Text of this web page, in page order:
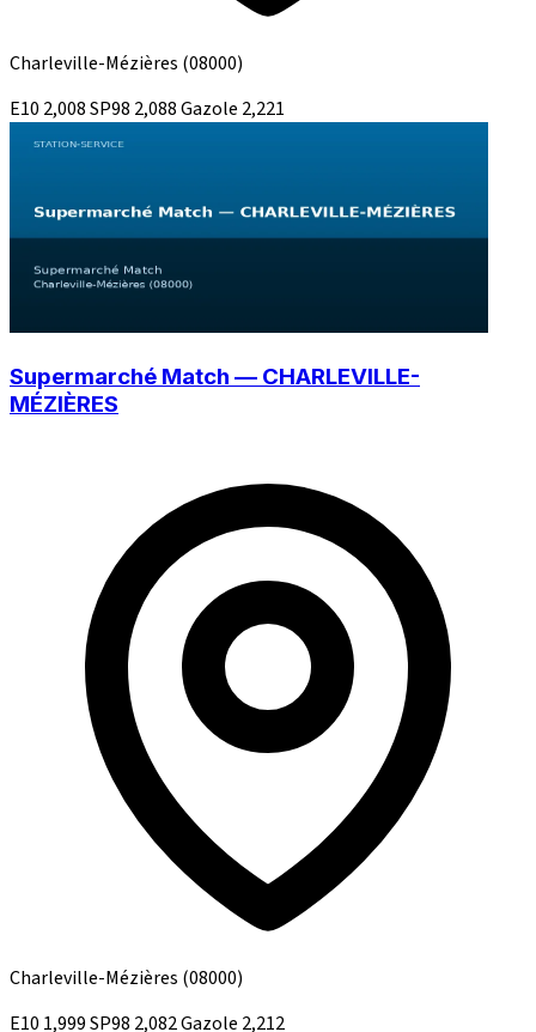
Charleville-Mézières (08000)
E10 2,008SP98 2,088Gazole 2,221
Supermarché Match — CHARLEVILLE-
MÉZIÈRES
Charleville-Mézières (08000)
E10 1,999SP98 2,082Gazole 2,212